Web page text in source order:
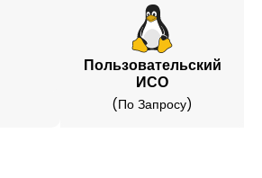
Пользовательский
ИСО
(по Запросу)